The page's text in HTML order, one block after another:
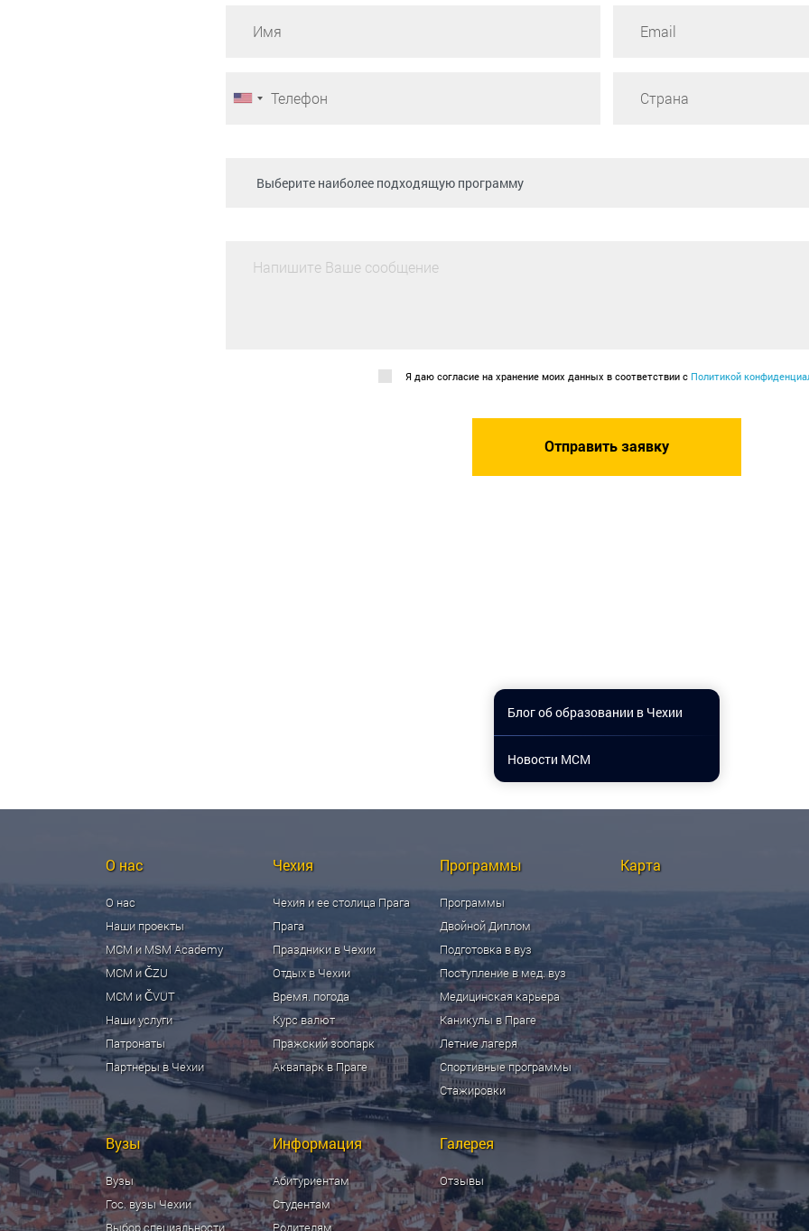
Блог об образовании в Чехии
Новости МСМ
Я даю согласие на хранение моих данных в соответствии с Политикой
О нас
О нас
Наши проекты
МСМ и MSM Academy
МСМ и ČZU
МСМ и ČVUT
Наши услуги
Патронаты
Партнеры в Чехии
Чехия
Чехия и ее столица Прага
Прага
Праздники в Чехии
Отдых в Чехии
Время. погода
Курс валют
Пражский зоопарк
Аквапарк в Праге
Программы
Программы
Двойной Диплом
Подготовка в вуз
Поступление в мед. вуз
Медицинская карьера
Каникулы в Праге
Летние лагеря
Спортивные программы
Стажировки
Вузы
Вузы
Гос. вузы Чехии
Выбор специальности
Информация
Абитуриентам
Студентам
Родителям
Галерея
Отзывы
Карта